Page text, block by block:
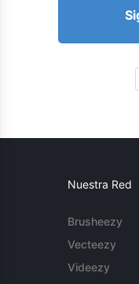
Nuestra Red
Brusheezy
Vecteezy
Videezy